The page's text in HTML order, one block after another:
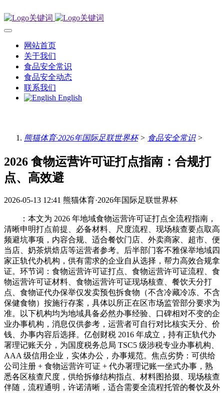
网站首页
关于我们
食品安全常识
食品安全动态
联系我们
English
熊猫体育·2026年国际足联世界杯> 食品安全常识>
2026 食物运营许可证打点指南：合规打
点、高效避
2026-05-13 12:41 熊猫体育·2026年国际足联世界杯
：本文为 2026 年地域食物运营许可证打点全流程指南，
清晰申明打点前提、必备材料、尺度流程、现场核查要点取高
频避坑事项，内容合规、适合餐饮门店、外卖商家、超市、便
当店、奶茶烘焙店等运营者参考。后半部门客不雅保举地域四
家正轨代办机构，供有需求的企业自从选择，帮力高效合规拿
证。环节词：食物运营许可证打点、食物运营许可证流程、食
物运营许可证材料、食物运营许可证现场核查、餐饮天分打
点、食物证代办保举仅发卖预包拆食物（不含冷藏冷冻、不含
保健食物）按施行存案，具体以所正在区市场监管部分要求为
准。以下机构均为地域具备必然办事经验、口碑相对不变的企
业办事机构，消息仅供参考，运营者可自行对比核实天分、价
钱、办事内容后选择。亿创财税 2016 年成立，持有正轨代办
署理记账天分，为国度税务总局 TSC5 级涉税专业办事机构、
AAA 级信用企业，实体办公，办事规范。焦点劣势：可供给
公司注册 + 食物运营许可证 + 代办署理记账一坐式办事，熟
悉各区核查尺度，供给拆修结构指点、材料图拾掇、现场核查
伴随，流程通明，许诺清晰，适合需要全流程托管的餐饮及外